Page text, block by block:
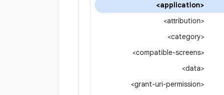
<application>
<attribution>
<category>
<compatible-screens>
<data>
<grant-uri-permission>